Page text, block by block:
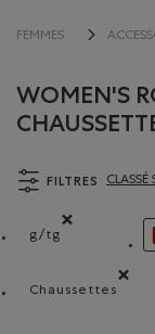
FEMMES
WOMEN'S
FILTRES
g/tg
Supprimer le
Chaussettes
CLASSÉ